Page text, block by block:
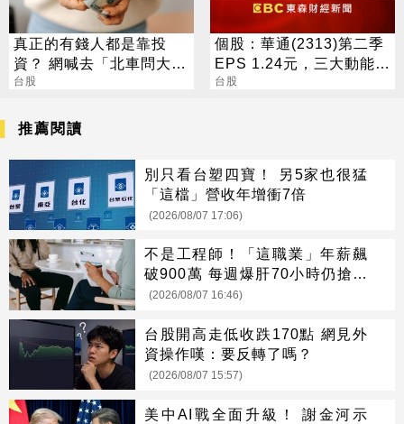
真正的有錢人都是靠投
資？ 網喊去「北車問大
師」：保證專業
台股
個股：華通(2313)第二季
EPS 1.24元，三大動能加
持，營運展望逐季向上
台股
推薦閱讀
別只看台塑四寶！ 另5家也很猛
「這檔」營收年增衝7倍
(2026/08/07 17:06)
不是工程師！「這職業」年薪飆
破900萬 每週爆肝70小時仍搶破
頭
(2026/08/07 16:46)
台股開高走低收跌170點 網見外
資操作嘆：要反轉了嗎？
(2026/08/07 15:57)
美中AI戰全面升級！ 謝金河示